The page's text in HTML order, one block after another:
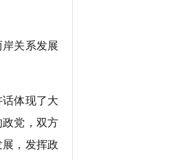
关系发展
体现了大
党，双方
，发挥政